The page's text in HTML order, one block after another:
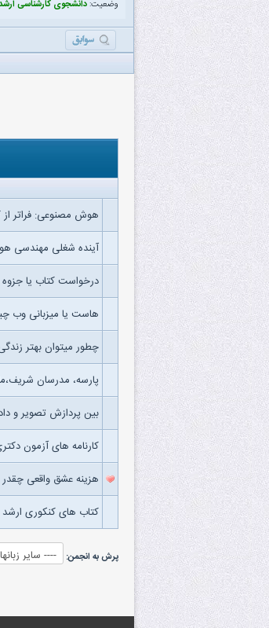
وضعیت:دانشجوی کارشناسی
هوش مصنوعی: فراتر از
آینده شغلی مهندسی
درخواست کتاب یا
هاست یا میزبانی وب
چطور میتوان بهتر
پارسه، مدرسان
بین پردازش تصویر و
کارنامه های آزمون
هزینه عشق واقعی
کتاب های کنکوری
پرش به انجمن: